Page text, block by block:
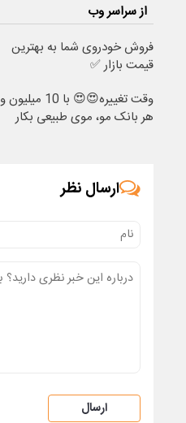
از سراسر وب
فروش خودروی شما به بهترین
قیمت بازار ✅
وقت تغییره😍😍 با 10 میلیون و
هر بانک مو، موی طبیعی بکار
ارسال نظر
ارسال